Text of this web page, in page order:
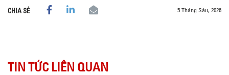
CHIA SẺ 5 Tháng Sáu, 2026
TIN TỨC LIÊN QUAN